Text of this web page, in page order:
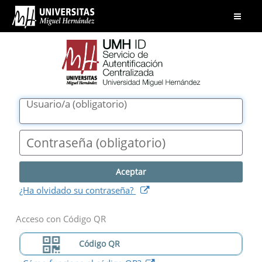
UMH
ID.
Servicio
Autentificación
Centralizada.
Universidad
Miguel
Hernández
Abrir
Usuario/a (obligatorio)
Contraseña (obligatorio)
¿Ha olvidado su contraseña? abre
Acceso con Código QR
Código QR